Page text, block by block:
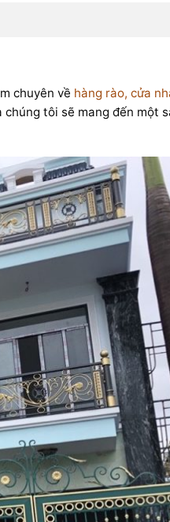
chuyên về hàng rào, cửa
tôi sẽ mang đến một